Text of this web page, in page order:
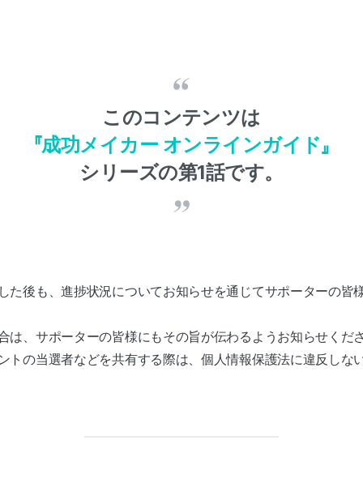
このコンテンツは
『成功メイカー オンラインガイド』
シリーズの第1話です。
た後も、進捗状況についてお知らせを通じてサポーターの皆
は、サポーターの皆様にもその旨が伝わるようお知らせくだ
トの当選者などを共有する際は、個人情報保護法に違反しな